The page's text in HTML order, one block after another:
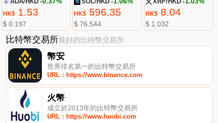
HK$1.53
$ 0.197
HK$ 596.35
$ 76.544
HK$8.04
$ 1.032
比特幣交易所最好的比特幣交易所
幣安
世界排名第一的比特幣交易所
URL：https://www.binance.com
火幣
成立於2013年的比特幣交易所
URL：https://www.huobi.com